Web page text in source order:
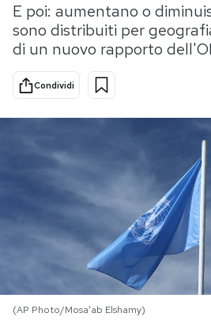
Tecnologia
Internet
Scienza
Cultura
Economia
PODCAST
NEWSLETTER
I MIEI PREFERITI
E poi: aumentano o
sono distribuiti per
di un nuovo rapporto
Condividi
(AP Photo/Mosa'ab Elshamy)